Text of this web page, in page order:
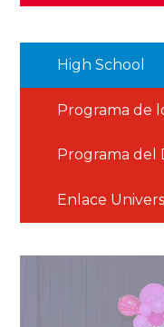
High School
Programa de
Programa del
Enlace